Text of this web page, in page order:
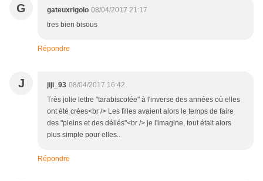
G gateuxrigolo 08/04/2017 21:17
tres bien bisous
Répondre
J jiji_93 08/04/2017 16:42
Très jolie lettre "tarabiscotée" à l'inverse des années où elles
ont été crées<br /> Les filles avaient alors le temps de faire
des "pleins et des déliés"<br /> je l'imagine, tout était alors
plus simple pour elles..
Répondre